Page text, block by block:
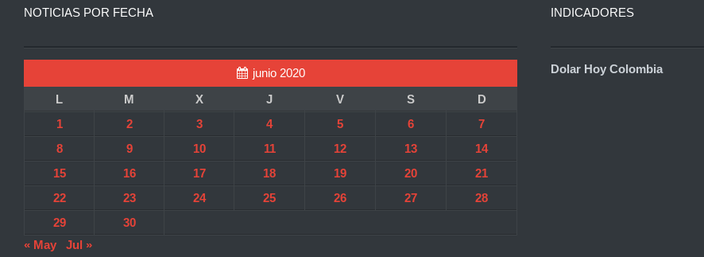
NOTICIAS POR FECHA
junio 2020
L
M X J V S
D
1
2 3 4 5 6
7
8
9 10 11 12 13
14
15
16 17 18 19 20
21
22
23 24 25 26 27
28
29
30
« May
Jul »
INDICADORES
Dolar Hoy Colombia